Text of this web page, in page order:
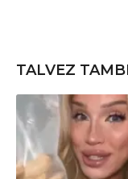
TALVEZ